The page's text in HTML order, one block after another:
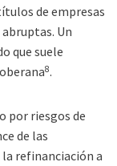
de empresas
Un
que suele
8.
por riesgos de
de las
refinanciación a